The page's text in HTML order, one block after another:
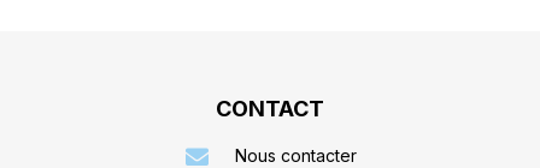
CONTACT
Nous contacter